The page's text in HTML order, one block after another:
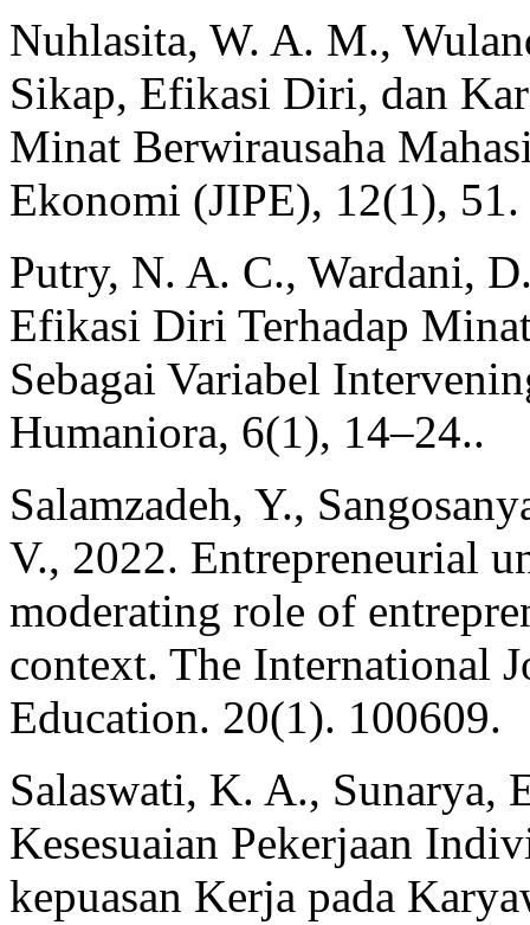
Nuhlasita, W. A. M.,
Sikap, Efikasi Diri, dan
Minat Berwirausaha
Ekonomi (JIPE), 12(1), 51.
Putry, N. A. C., Wardani,
Efikasi Diri Terhadap
Sebagai Variabel
Humaniora, 6(1), 14–24..
Salamzadeh, Y.,
V., 2022. Entrepreneurial
moderating role of
context. The International
Education. 20(1). 100609.
Salaswati, K. A., Sunarya,
Kesesuaian Pekerjaan
kepuasan Kerja pada